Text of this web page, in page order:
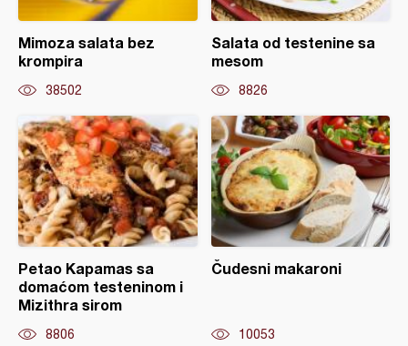
Mimoza salata bez
krompira
38502
Salata od testenine sa
mesom
8826
Petao Kapamas sa
domaćom testeninom i
Mizithra sirom
8806
Čudesni makaroni
10053